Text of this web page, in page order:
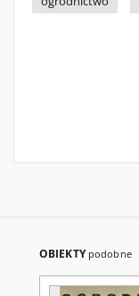
OBIEKTY podobne